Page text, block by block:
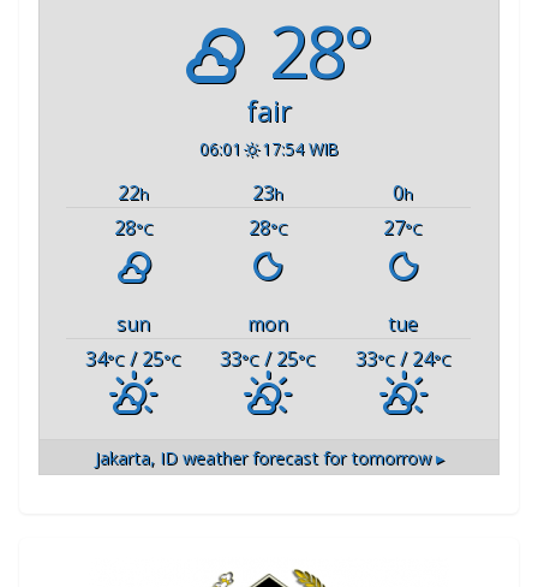
28°
fair
06:01 17:54 WIB
22h 23h 0h
28°C 28°C 27°C
sun mon
tue
34°C / 25°C 33°C / 25°C 33°C/ 24°C
Jakarta, IDweather forecast for tomorrow ▸